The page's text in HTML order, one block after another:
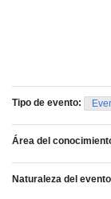
Tipo de evento:
Área del
Naturaleza del